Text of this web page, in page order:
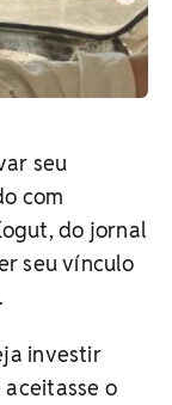
seu
com
do jornal
seu vínculo
investir
aceitasse o